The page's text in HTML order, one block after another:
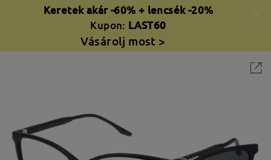
Keretek akár -60% + lencsék -20%
Kupon: LAST60
Vásárolj most >